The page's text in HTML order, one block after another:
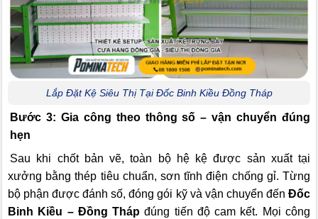
Lắp Đặt Kệ Siêu Thị Tại Đốc Binh Kiều Đồng Tháp
Bước 3: Gia công theo thông số – vận chuyển đúng
hẹn
Sau khi chốt bản vẽ, toàn bộ hệ kệ được sản xuất tại
xưởng bằng thép tiêu chuẩn, sơn tĩnh điện chống gỉ. Từng
bộ phận được đánh số, đóng gói kỹ và vận chuyển đến Đốc
Binh Kiều – Đồng Tháp đúng tiến độ cam kết. Mọi công